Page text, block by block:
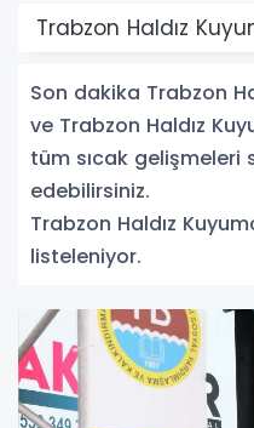
Trabzon Haldız
Son dakika Trabzon
ve Trabzon Haldız
tüm sıcak gelişmeleri
edebilirsiniz.
Trabzon Haldız
listeleniyor.